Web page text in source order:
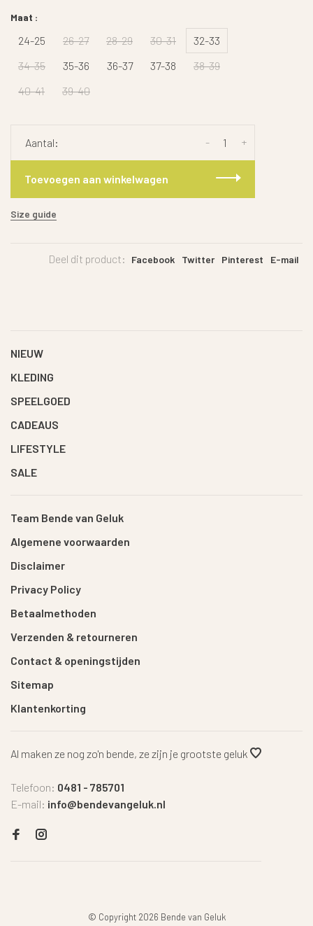
Maat :
24-25 26-27 28-29 30-31
32-33
34-35
35-36 36-37 37-38
38-39
40-41
39-40
Aantal: +
-
Toevoegen aan winkelwagen
Size guide
Deel dit product: Facebook Twitter Pinterest E-mail
NIEUW
KLEDING
SPEELGOED
CADEAUS
LIFESTYLE
SALE
Team Bende van Geluk
Algemene voorwaarden
Disclaimer
Privacy Policy
Betaalmethoden
Verzenden & retourneren
Contact & openingstijden
Sitemap
Klantenkorting
Al maken ze nog zo'n bende, ze zijn je grootste geluk
Telefoon: 0481 - 785701
E-mail: info@bendevangeluk.nl
© Copyright 2026 Bende van Geluk